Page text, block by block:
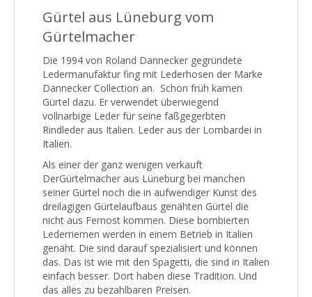
Gürtel aus Lüneburg vom
Gürtelmacher
Die 1994 von Roland Dannecker gegründete
Ledermanufaktur fing mit Lederhosen der Marke
Dannecker Collection an. Schon früh kamen
Gürtel dazu. Er verwendet überwiegend
vollnarbige Leder für seine faßgegerbten
Rindleder aus Italien. Leder aus der Lombardei in
Italien.
Als einer der ganz wenigen verkauft
DerGürtelmacher aus Lüneburg bei manchen
seiner Gürtel noch die in aufwendiger Kunst des
dreilagigen Gürtelaufbaus genähten Gürtel die
nicht aus Fernost kommen. Diese bombierten
Lederriemen werden in einem Betrieb in Italien
genäht. Die sind darauf spezialisiert und können
das. Das ist wie mit den Spagetti, die sind in Italien
einfach besser. Dort haben diese Tradition. Und
das alles zu bezahlbaren Preisen.